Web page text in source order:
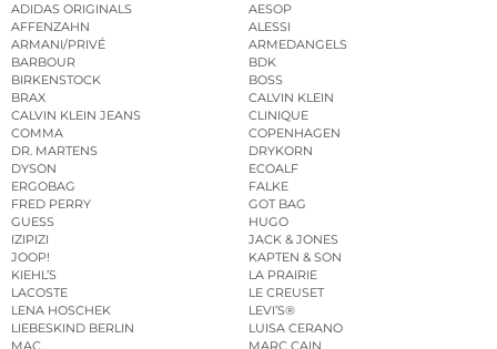
ADIDAS ORIGINALS
AESOP
AFFENZAHN
ALESSI
ARMANI/PRIVÉ
ARMEDANGELS
BARBOUR
BDK
BIRKENSTOCK
BOSS
BRAX
CALVIN KLEIN
CALVIN KLEIN JEANS
CLINIQUE
COMMA
COPENHAGEN
DR. MARTENS
DRYKORN
DYSON
ECOALF
ERGOBAG
FALKE
FRED PERRY
GOT BAG
GUESS
HUGO
IZIPIZI
JACK & JONES
JOOP!
KAPTEN & SON
KIEHL’S
LA PRAIRIE
LACOSTE
LE CREUSET
LENA HOSCHEK
LEVI’S®
LIEBESKIND BERLIN
LUISA CERANO